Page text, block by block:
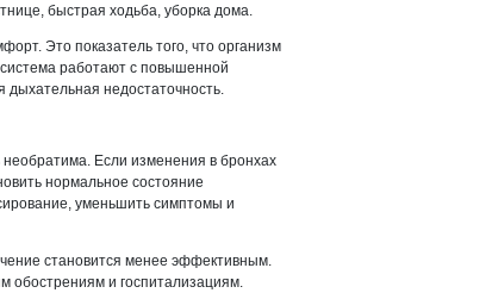
быстрая ходьба, уборка дома.
Это показатель того, что организм
работают с повышенной
дыхательная недостаточность.
Если изменения в бронхах
нормальное состояние
уменьшить симптомы и
становится менее эффективным.
обострениям и госпитализациям.